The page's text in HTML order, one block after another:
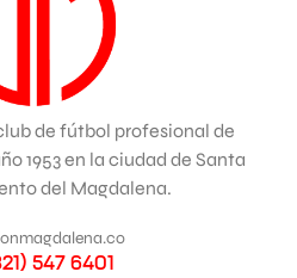
de fútbol profesional de
1953 en la ciudad de Santa
del Magdalena.
547 6401